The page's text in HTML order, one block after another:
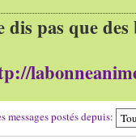
dis pas que
messages postés depuis: